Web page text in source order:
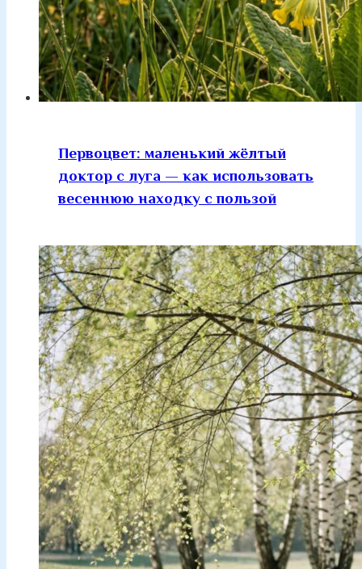
Первоцвет: маленький жёлтый
доктор с луга — как использовать
весеннюю находку с пользой